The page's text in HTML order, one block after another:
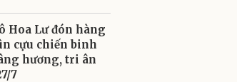
Hoa Lư đón hàng
cựu chiến binh
hương, tri ân
7